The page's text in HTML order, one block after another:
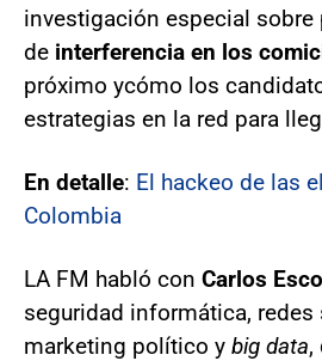
investigación especial
de interferencia en los
próximo ycómo los
estrategias en la red para
En detalle: El hackeo de las
Colombia
LA FM habló con Carlos
seguridad informática, redes
marketing político y big data,